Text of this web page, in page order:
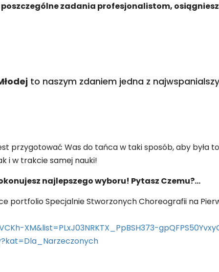
zadania profesjonalistom,
to naszym zdaniem jedna z
przygotować Was do tańca w taki sposób, aby była
i w trakcie samej nauki!
najlepszego wyboru! Pytasz Czemu?…
portfolio Specjalnie Stworzonych Choreografii na
XM&list=PLxJ03NRKTX_PpBSH373-